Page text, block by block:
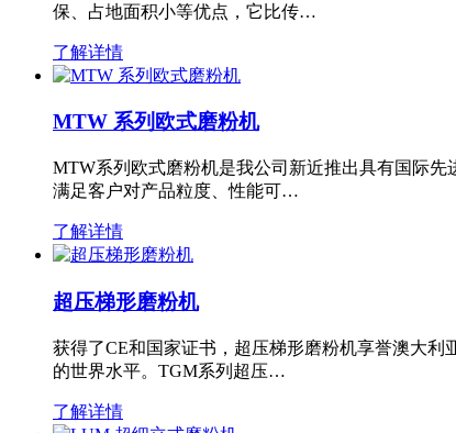
保、占地面积小等优点，它比传…
了解详情
MTW 系列欧式磨粉机
MTW系列欧式磨粉机是我公司新近推出具有国际
满足客户对产品粒度、性能可…
了解详情
超压梯形磨粉机
获得了CE和国家证书，超压梯形磨粉机享誉澳大
的世界水平。TGM系列超压…
了解详情